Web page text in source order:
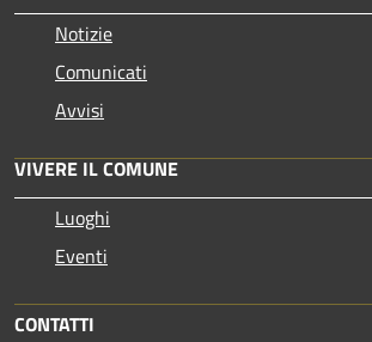
Notizie
Comunicati
Avvisi
VIVERE IL COMUNE
Luoghi
Eventi
CONTATTI